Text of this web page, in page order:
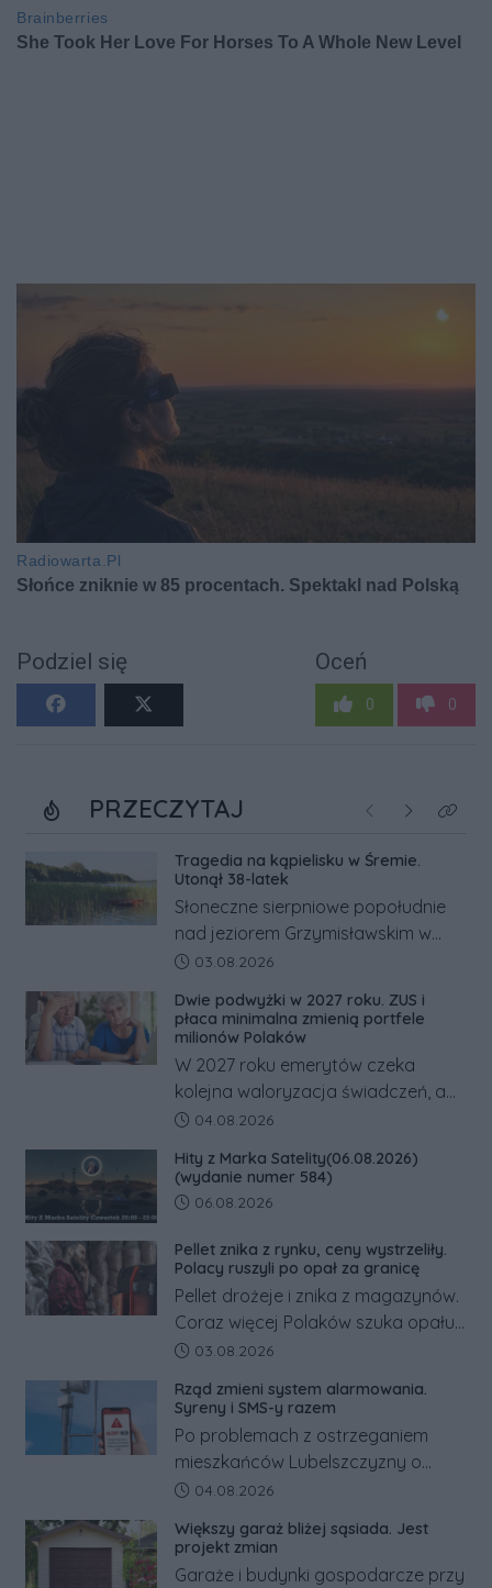
Podziel się Oceń
0 0
PRZECZYTAJ Poprzednie
NastępneKliknij
Tragedia na kąpielisku w Śremie.
Utonął 38-latek
Słoneczne sierpniowe popołudnie
nad jeziorem Grzymisławskim w
powiecie śremskim zakończyło się
odwrócić nawet natychmiastowe
działania służb ratunkowych.
Data dodania artykułu:
03.08.2026
Dwie podwyżki w 2027 roku. ZUS i
płaca minimalna zmienią portfele
milionów Polaków
W 2027 roku emerytów czeka
kolejna waloryzacja świadczeń, a
pracowników podwyżka płacy
tym zmianom zyskają.
Data dodania artykułu:
04.08.2026
Hity z Marka Satelity(06.08.2026)
(wydanie numer 584)
Data dodania artykułu:
06.08.2026
Pellet znika z rynku, ceny wystrzeliły.
Polacy ruszyli po opał za granicę
Pellet drożeje i znika z magazynów.
Coraz więcej Polaków szuka opału
za granicą, gdzie bywa nawet
Co się dzieje?
Data dodania artykułu:
03.08.2026
Rząd zmieni system alarmowania.
Syreny i SMS-y razem
Po problemach z ostrzeganiem
mieszkańców Lubelszczyzny o
rosyjskim zagrożeniu rząd
alarmowych, alertów RCB i aplikacji
w jeden system.
Data dodania artykułu:
04.08.2026
Większy garaż bliżej sąsiada. Jest
projekt zmian
Garaże i budynki gospodarcze przy